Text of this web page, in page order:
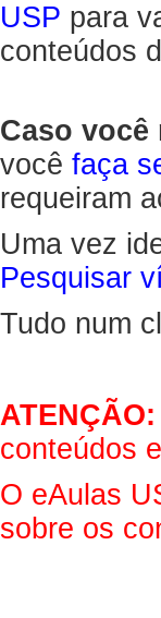
USP para
conteúdos
Caso você
você faça
requeiram
Uma vez
Pesquisar
Tudo num
ATENÇÃO:
conteúdos
O eAulas
sobre os